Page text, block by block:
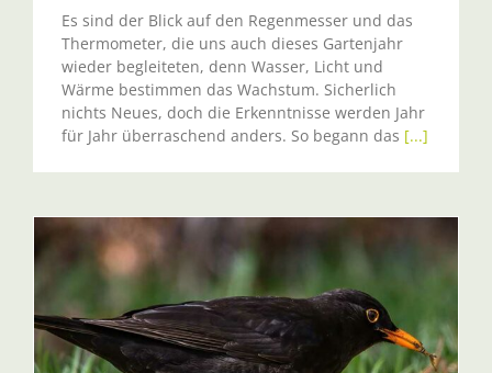
Es sind der Blick auf den Regenmesser und das
Thermometer, die uns auch dieses Gartenjahr
wieder begleiteten, denn Wasser, Licht und
Wärme bestimmen das Wachstum. Sicherlich
nichts Neues, doch die Erkenntnisse werden Jahr
für Jahr überraschend anders. So begann das [...]